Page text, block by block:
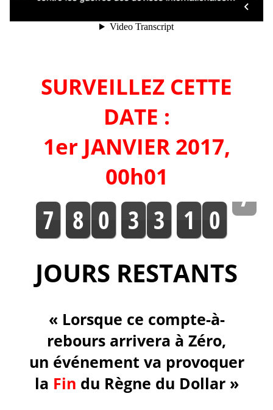
SURVEILLEZ CETTE
DATE :
1er JANVIER 2017,
00h01
7 8 0 3 3 1 0
7
JOURS RESTANTS
« Lorsque ce compte-à-
rebours arrivera à Zéro,
un événement va provoquer
la Fin du Règne du Dollar »